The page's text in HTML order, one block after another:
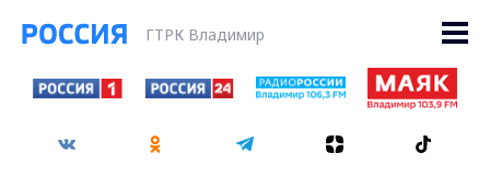
ГТРК Владимир